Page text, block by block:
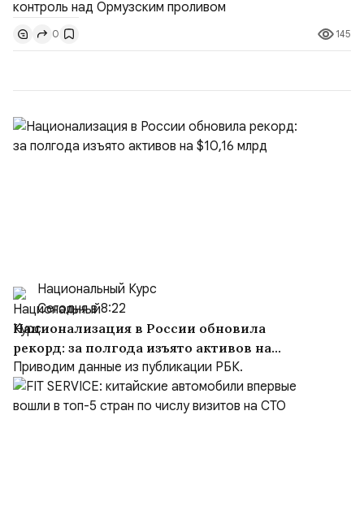
доли контроля (75 на 25). Было: Ранее Иран и Оман
контролировали пролив на паритетных началах —
50/50. Стало: Новое соглашение закрепляет за
0 145
Национальный Курс
Сегодня в 8:22
Национализация в России обновила
рекорд: за полгода изъято активов на
$10,16 млрд
Приводим данные из публикации РБК.